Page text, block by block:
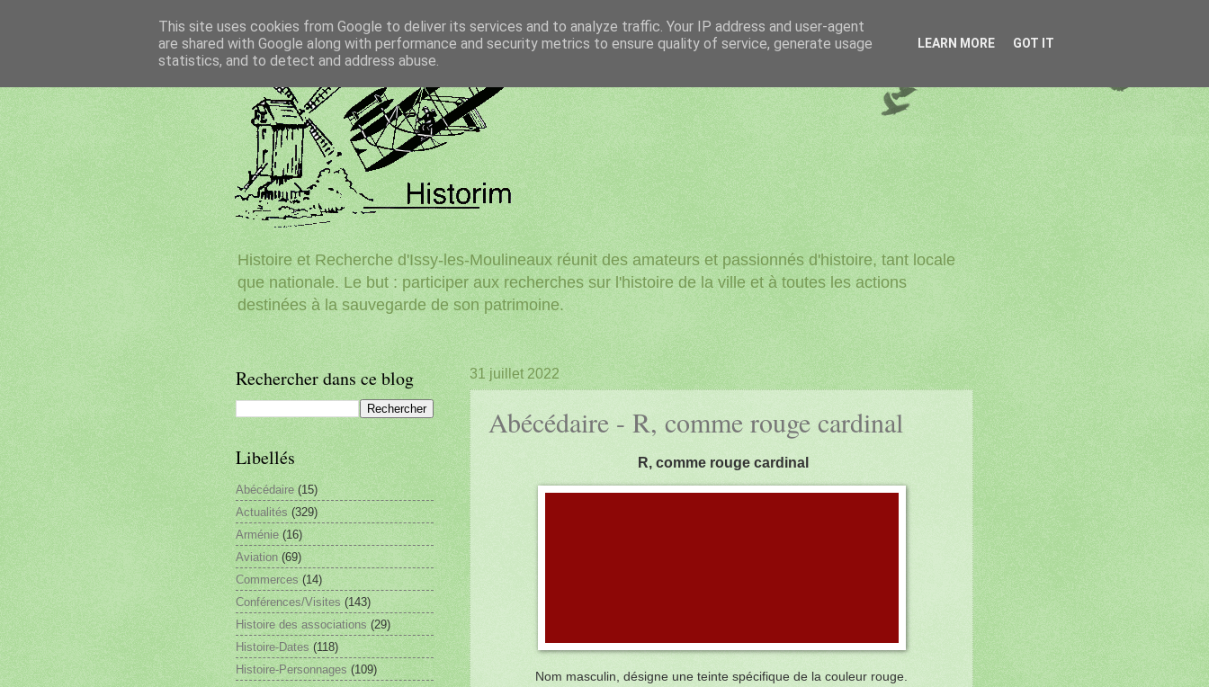
Histoire et Recherche d'Issy-les-Moulineaux réunit des amateurs et passionnés d'histoire, tant locale
que nationale. Le but : participer aux recherches sur l'histoire de la ville et à toutes les actions
destinées à la sauvegarde de son patrimoine.
31 juillet 2022
Abécédaire - R, comme rouge cardinal
R, comme rouge cardinal
Nom masculin, désigne une teinte spécifique de la couleur rouge.
Rechercher dans ce blog
Libellés
Abécédaire (15)
Actualités (329)
Arménie (16)
Aviation (69)
Commerces (14)
Conférences/Visites (143)
Histoire des associations (29)
Histoire-Dates (118)
Histoire-Personnages (109)
This site uses cookies from Google to deliver its services and to analyze traffic. Your IP address and user-agent
are shared with Google along with performance and security metrics to ensure quality of service, generate usage
statistics, and to detect and address abuse.
LEARN MORE GOT IT